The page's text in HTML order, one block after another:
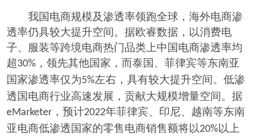
我国电商规模及渗透率领跑全球，海外电商渗
透率仍具较大提升空间。据欧睿数据，以消费电
子、服装等跨境电商热门品类上中国电商渗透率均
超30% ，领先其他国家，而泰国、菲律宾等东南亚
国家渗透率仅为5%左右，具有较大提升空间。低渗
透国电商行业高速发展，贡献大规模增量空间。据
eMarketer ，预计2022年菲律宾、印尼、越南等东南
亚电商低渗透国家的零售电商销售额将以20%以上